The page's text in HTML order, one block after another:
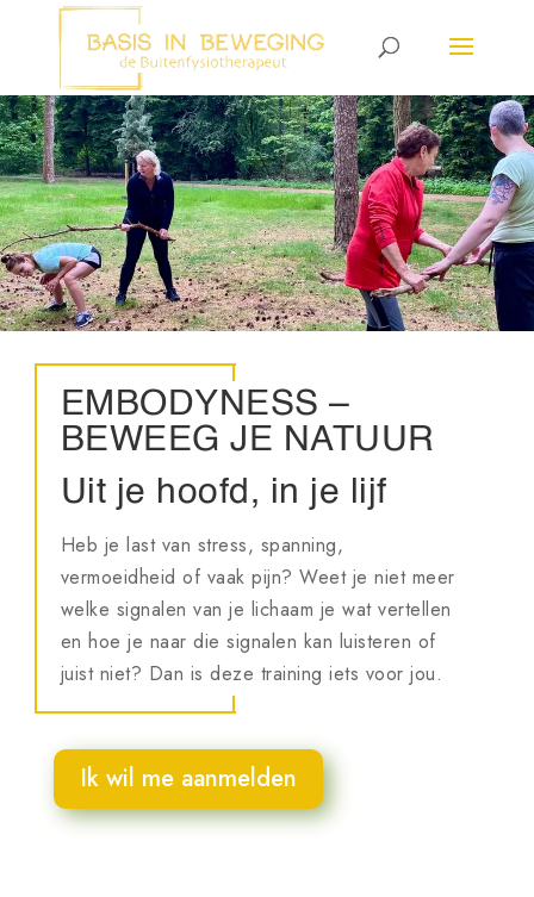
EMBODYNESS –
BEWEEG JE NATUUR
Uit je hoofd, in je lijf
Heb je last van stress, spanning,
vermoeidheid of vaak pijn? Weet je niet meer
welke signalen van je lichaam je wat vertellen
en hoe je naar die signalen kan luisteren of
juist niet? Dan is deze training iets voor jou.
Ik wil me aanmelden